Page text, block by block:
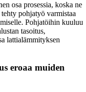
osa prosessia, koska ne
pohjatyö varmistaa
Pohjatöihin kuuluu
tasoitus,
lattialämmityksen
eroaa muiden